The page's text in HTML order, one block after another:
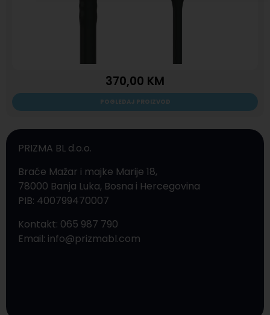
370,00 KM
POGLEDAJ PROIZVOD
PRIZMA BL d.o.o.
Braće Mažar i majke Marije 18,
78000 Banja Luka, Bosna i Hercegovina
PIB: 400799470007
Kontakt: 065 987 790
Email: info@prizmabl.com